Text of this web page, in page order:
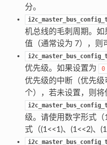
分。
机总线的毛刺周期。
值（通常设为 7），则
优先级。如果设置为
0
优先级的中断（优先
个），若未设置，则将
级。请使用数字形式
式（(1<<1)、(1<<2)、